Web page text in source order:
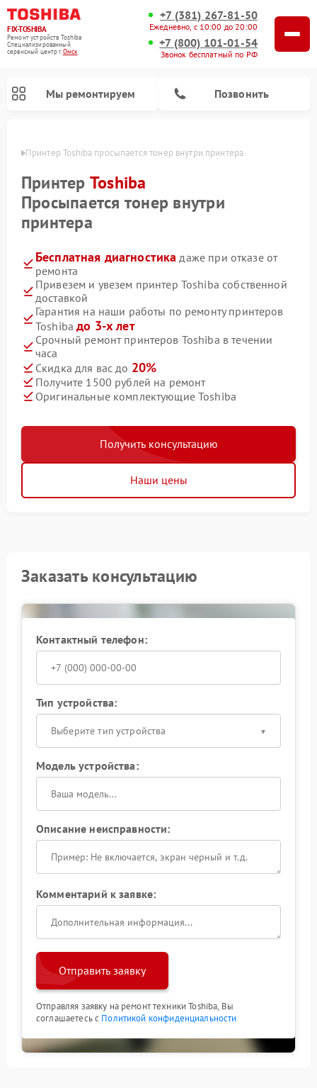
FIX-TOSHIBA
Ремонт устройств Toshiba
Специализированный
cервисный центр г.Омск
+7 (381) 267-81-50
Ежедневно, с 10:00 до 20:00
+7 (800) 101-01-54
Звонок бесплатный по РФ
Мы ремонтируем Позвонить
Принтер Toshiba просыпается тонер внутри принтера
Принтер Toshiba
Просыпается тонер внутри
принтера
Бесплатная диагностика даже при отказе от
ремонта
Привезем и увезем принтер Toshiba собственной
доставкой
Гарантия на наши работы по ремонту принтеров
Toshibaдо 3-х лет
Срочный ремонт принтеров Toshiba в течении
часа
Скидка для вас до 20%
Получите 1500 рублей на ремонт
Оригинальные комплектующие Toshiba
Получить консультацию
Наши цены
Заказать консультацию
Контактный телефон:
Тип устройства:
Выберите тип устройства
Модель устройства:
Описание неисправности:
Комментарий к заявке:
Отправить заявку
Отправляя заявку на ремонт техники Toshiba, Вы
соглашаетесь с Политикой конфиденциальности